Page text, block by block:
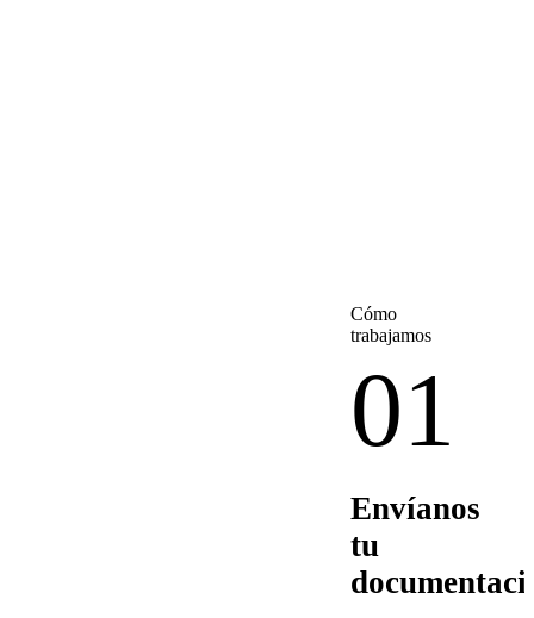
Cómo
trabajamos
01
Envíanos
tu